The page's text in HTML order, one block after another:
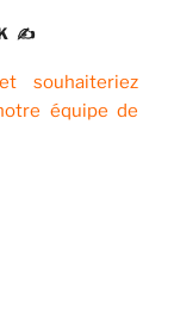
✍
souhaiteriez
équipe de